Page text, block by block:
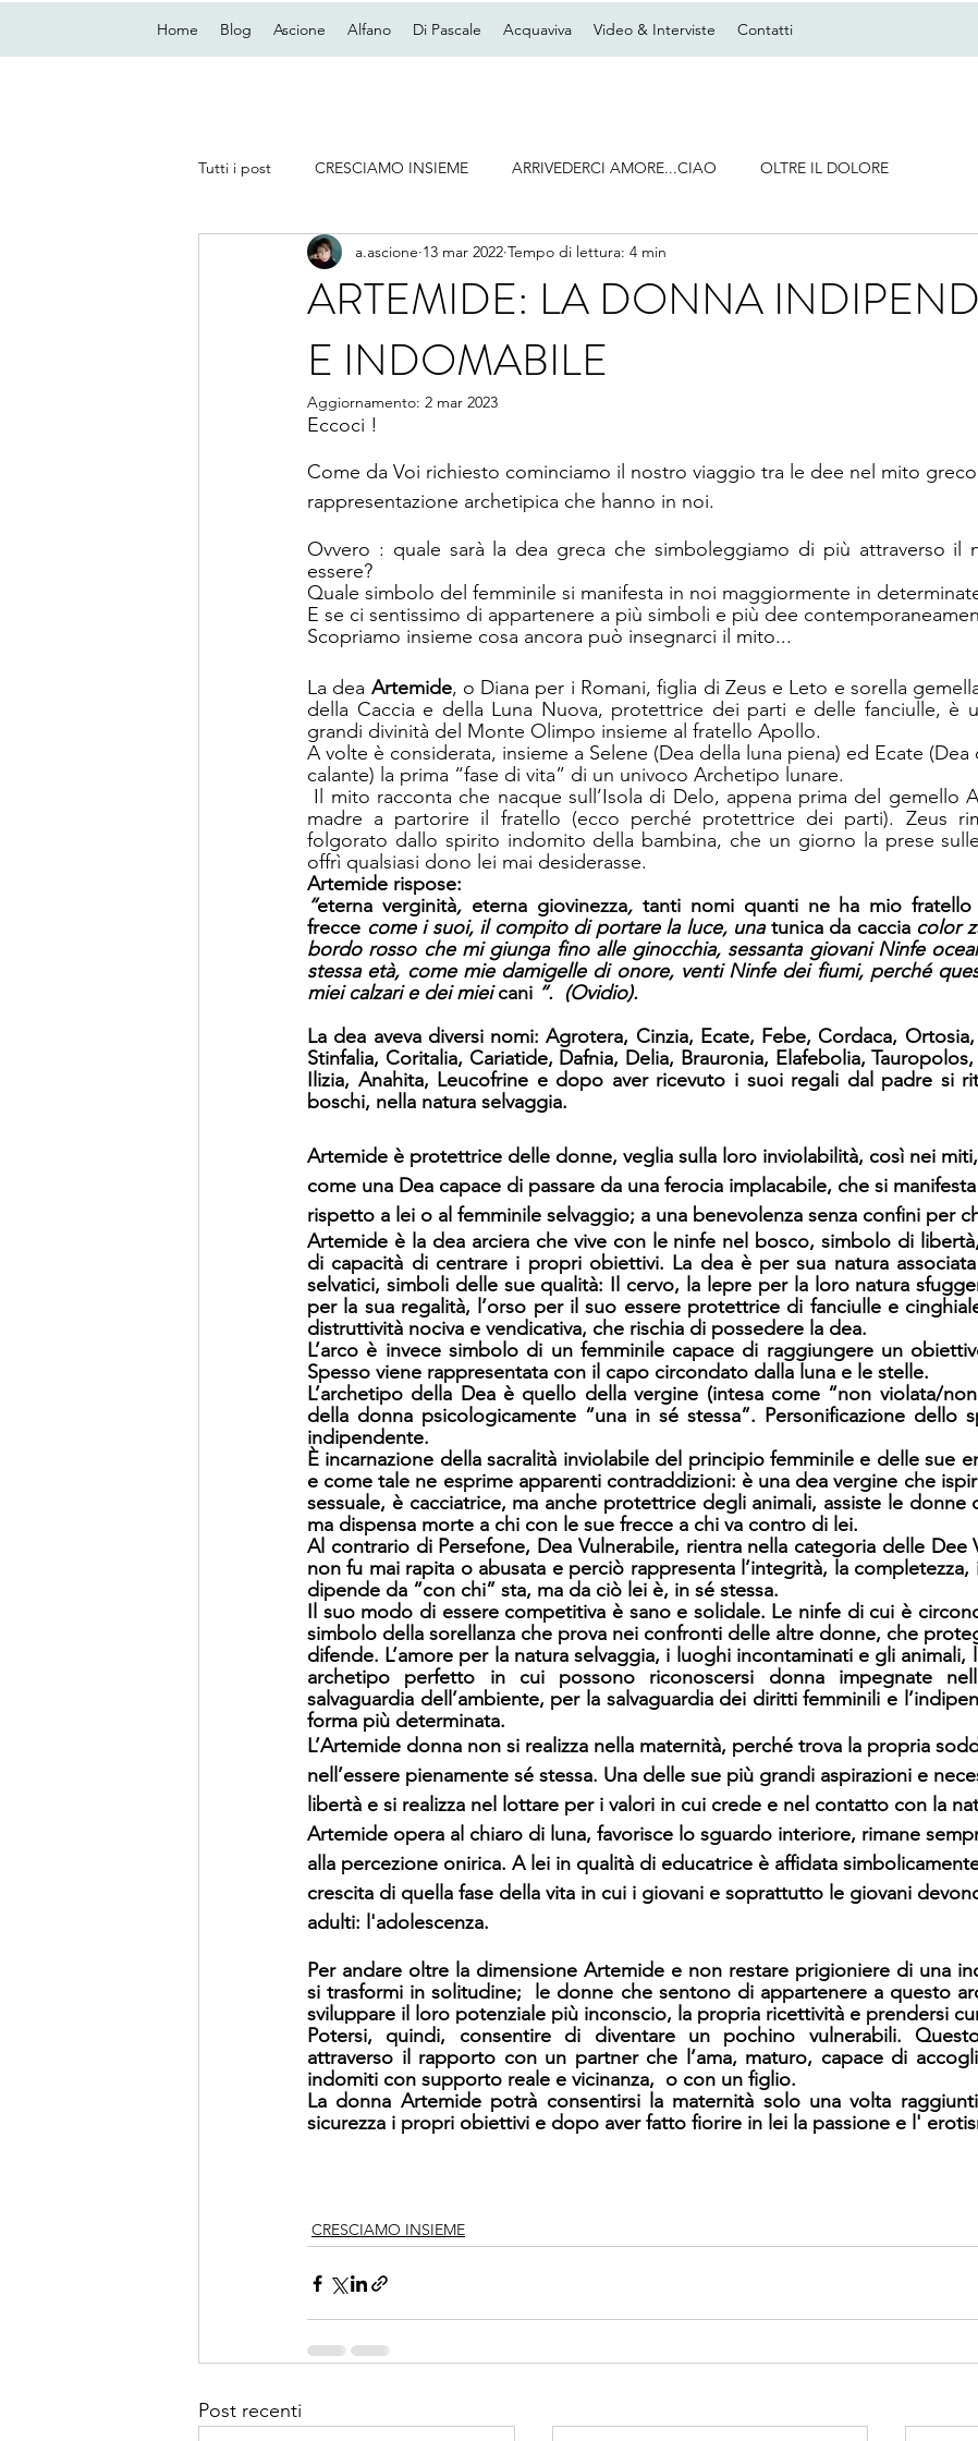
Home Blog Ascione Alfano Di Pascale Acquaviva Video & Interviste Contatti
Tutti i post CRESCIAMO INSIEME ARRIVEDERCI AMORE...CIAO OLTRE IL DOLORE
ARTEMIDE: LA DONNA
E INDOMABILE
a.ascione 13 mar 2022 Tempo di lettura: 4 min
Aggiornamento: 2 mar 2023
Eccoci !
Come da Voi richiesto cominciamo il nostro viaggio tra le dee nel mito
rappresentazione archetipica che hanno in noi.
Ovvero : quale sarà la dea greca che simboleggiamo di più attraverso il
essere?
E se ci sentissimo di appartenere a più simboli e più dee
Scopriamo insieme cosa ancora può insegnarci il mito...
La dea Artemide, o Diana per i Romani, figlia di Zeus e Leto e sorella
della Caccia e della Luna Nuova, protettrice dei parti e delle fanciulle, è
grandi divinità del Monte Olimpo insieme al fratello Apollo.
A volte è considerata, insieme a Selene (Dea della luna piena) ed Ecate (Dea
calante) la prima “fase di vita” di un univoco Archetipo lunare.
madre a partorire il fratello (ecco perché protettrice dei parti). Zeus
folgorato dallo spirito indomito della bambina, che un giorno la prese
offrì qualsiasi dono lei mai desiderasse.
Artemide rispose:
“eterna verginità, eterna giovinezza, tanti nomi quanti ne ha mio
frecce come i suoi, il compito di portare la luce, una tunica da caccia color
bordo rosso che mi giunga fino alle ginocchia, sessanta giovani Ninfe
stessa età, come mie damigelle di onore, venti Ninfe dei fiumi, perché
miei calzari e dei miei cani “.  (Ovidio).
La dea aveva diversi nomi: Agrotera, Cinzia, Ecate, Febe, Cordaca,
Stinfalia, Coritalia, Cariatide, Dafnia, Delia, Brauronia, Elafebolia,
Ilizia, Anahita, Leucofrine e dopo aver ricevuto i suoi regali dal padre si
boschi, nella natura selvaggia.
Artemide è protettrice delle donne, veglia sulla loro inviolabilità, così nei
come una Dea capace di passare da una ferocia implacabile, che si
rispetto a lei o al femminile selvaggio; a una benevolenza senza confini per
Artemide è la dea arciera che vive con le ninfe nel bosco, simbolo di
di capacità di centrare i propri obiettivi. La dea è per sua natura
selvatici, simboli delle sue qualità: Il cervo, la lepre per la loro natura
per la sua regalità, l’orso per il suo essere protettrice di fanciulle e
distruttività nociva e vendicativa, che rischia di possedere la dea.
L’arco è invece simbolo di un femminile capace di raggiungere un
Spesso viene rappresentata con il capo circondato dalla luna e le stelle.
L’archetipo della Dea è quello della vergine (intesa come “non violata/
della donna psicologicamente “una in sé stessa”. Personificazione dello
indipendente.
È incarnazione della sacralità inviolabile del principio femminile e delle sue
e come tale ne esprime apparenti contraddizioni: è una dea vergine che
sessuale, è cacciatrice, ma anche protettrice degli animali, assiste le donne
ma dispensa morte a chi con le sue frecce a chi va contro di lei.
Al contrario di Persefone, Dea Vulnerabile, rientra nella categoria delle Dee
non fu mai rapita o abusata e perciò rappresenta l’integrità, la
dipende da “con chi” sta, ma da ciò lei è, in sé stessa.
Il suo modo di essere competitiva è sano e solidale. Le ninfe di cui è
simbolo della sorellanza che prova nei confronti delle altre donne, che
difende. L’amore per la natura selvaggia, i luoghi incontaminati e gli
archetipo perfetto in cui possono riconoscersi donna impegnate
salvaguardia dell’ambiente, per la salvaguardia dei diritti femminili e
forma più determinata.
L’Artemide donna non si realizza nella maternità, perché trova la propria
nell’essere pienamente sé stessa. Una delle sue più grandi aspirazioni e
libertà e si realizza nel lottare per i valori in cui crede e nel contatto con la
Artemide opera al chiaro di luna, favorisce lo sguardo interiore, rimane
alla percezione onirica. A lei in qualità di educatrice è affidata
crescita di quella fase della vita in cui i giovani e soprattutto le giovani
adulti: l'adolescenza.
Per andare oltre la dimensione Artemide e non restare prigioniere di una
si trasformi in solitudine;  le donne che sentono di appartenere a questo
sviluppare il loro potenziale più inconscio, la propria ricettività e prendersi
Potersi, quindi, consentire di diventare un pochino vulnerabili.
attraverso il rapporto con un partner che l’ama, maturo, capace di
indomiti con supporto reale e vicinanza,  o con un figlio.
La donna Artemide potrà consentirsi la maternità solo una volta
sicurezza i propri obiettivi e dopo aver fatto fiorire in lei la passione e l'
CRESCIAMO INSIEME
Post recenti